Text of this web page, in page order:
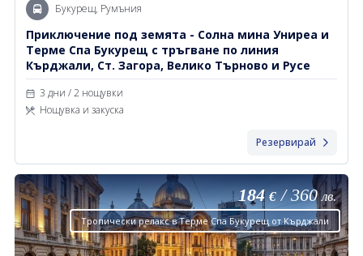
Букурещ, Румъния
Приключение под земята - Солна мина Униреа и
Терме Спа Букурещ с тръгване по линия
Кърджали, Ст. Загора, Велико Търново и Русе
3 дни / 2 нощувки
Нощувка и закуска
Резервирай
Тропически релакс в Терме Спа Букурещ от Кърджали
184 €/360 лв.